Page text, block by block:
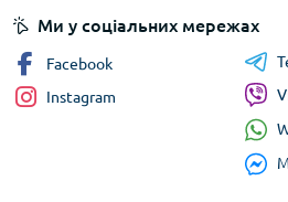
Ми у соціальних мережах
Facebook
Instagram